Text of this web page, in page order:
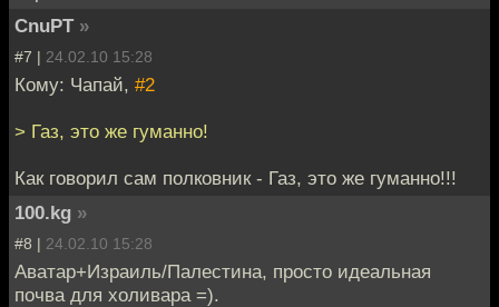
CnuPT »
#7 | 24.02.10 15:28
Кому: Чапай, #2
> Газ, это же гуманно!
Как говорил сам полковник - Газ, это же гуманно!!!
100.kg »
#8 | 24.02.10 15:28
Аватар+Израиль/Палестина, просто идеальная
почва для холивара =).